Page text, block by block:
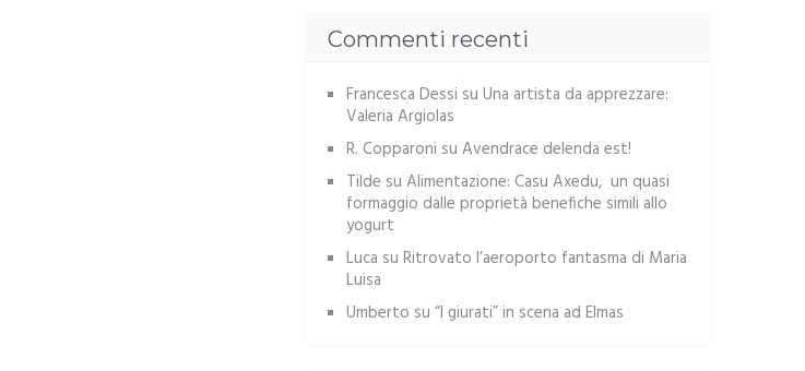
Commenti recenti
Francesca Dessi su Una artista da apprezzare:
Valeria Argiolas
R. Copparoni su Avendrace delenda est!
Tilde su Alimentazione: Casu Axedu, un quasi
formaggio dalle proprietà benefiche simili allo
yogurt
Luca su Ritrovato l’aeroporto fantasma di Maria
Luisa
Umberto su “I giurati” in scena ad Elmas